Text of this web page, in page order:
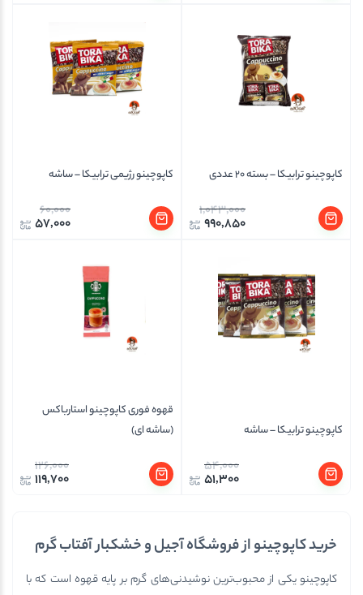
کاپوچینو ترابیکا – بسته 20 عددی
1,043,000
990,850
کاپوچینو رژیمی ترابیکا – ساشه
60,000
57,000
کاپوچینو ترابیکا – ساشه
54,000
51,300
قهوه فوری کاپوچینو استارباکس
(ساشه ای)
126,000
119,700
خرید کاپوچینو از فروشگاه آجیل و خشکبار آفتاب گرم
کاپوچینو یکی از محبوب‌ترین نوشیدنی‌های گرم بر پایه قهوه است که با